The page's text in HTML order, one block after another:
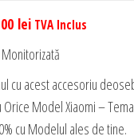
lei TVA Inclus
cu acest accesoriu
Model Xiaomi –
cu Modelul ales de tine.